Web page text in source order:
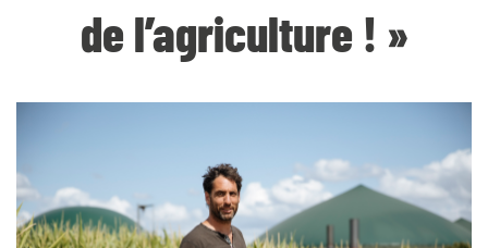
de l’agriculture ! »